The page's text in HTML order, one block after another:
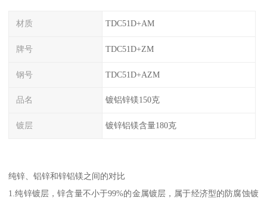
材质 TDC51D+AM
牌号 TDC51D+ZM
钢号 TDC51D+AZM
品名 镀铝锌镁150克
镀层 镀锌铝镁含量180克
纯锌、铝锌和锌铝镁之间的对比
1.纯锌镀层，锌含量不小于99%的金属镀层，属于经济型的防腐蚀镀